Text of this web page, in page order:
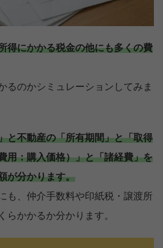
得にかかる税金の他にも多くの費
るのかシミュレーションしてみま
と不動産の「所有期間」と「取得
用：購入価格）」と「諸経費」を
が分かります。
も、仲介手数料や印紙税・譲渡所
らかかるか分かります。